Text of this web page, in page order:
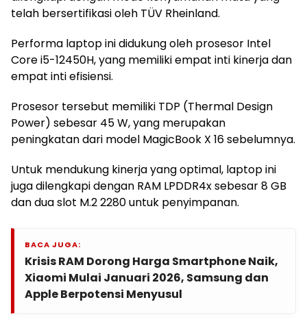
telah bersertifikasi oleh TÜV Rheinland.
Performa laptop ini didukung oleh prosesor Intel
Core i5-12450H, yang memiliki empat inti kinerja dan
empat inti efisiensi.
Prosesor tersebut memiliki TDP (Thermal Design
Power) sebesar 45 W, yang merupakan
peningkatan dari model MagicBook X 16 sebelumnya.
Untuk mendukung kinerja yang optimal, laptop ini
juga dilengkapi dengan RAM LPDDR4x sebesar 8 GB
dan dua slot M.2 2280 untuk penyimpanan.
BACA JUGA:
Krisis RAM Dorong Harga Smartphone Naik,
Xiaomi Mulai Januari 2026, Samsung dan
Apple Berpotensi Menyusul